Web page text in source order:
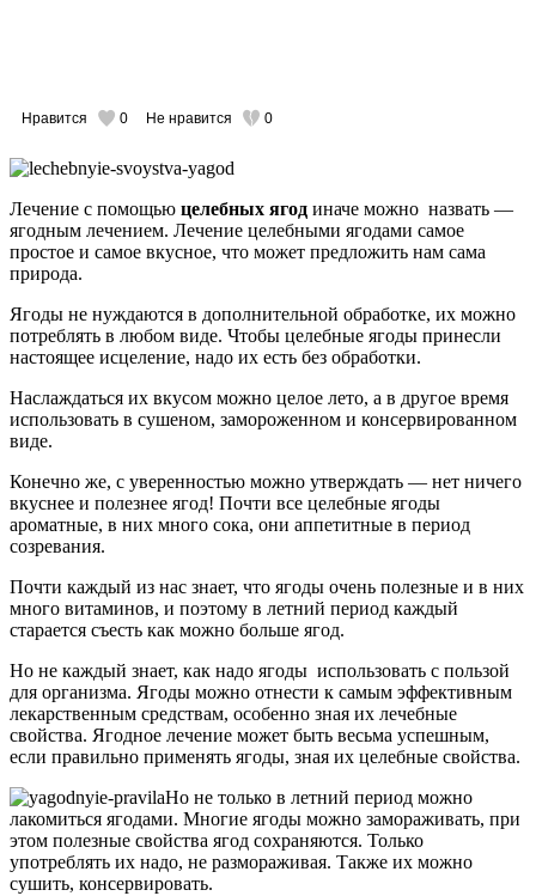
Нравится 0 Не нравится 0
Лечение с помощью целебных ягод иначе можно назвать —
ягодным лечением. Лечение целебными ягодами самое
простое и самое вкусное, что может предложить нам сама
природа.
Ягоды не нуждаются в дополнительной обработке, их можно
потреблять в любом виде. Чтобы целебные ягоды принесли
настоящее исцеление, надо их есть без обработки.
Наслаждаться их вкусом можно целое лето, а в другое время
использовать в сушеном, замороженном и консервированном
виде.
Конечно же, с уверенностью можно утверждать — нет ничего
вкуснее и полезнее ягод! Почти все целебные ягоды
ароматные, в них много сока, они аппетитные в период
созревания.
Почти каждый из нас знает, что ягоды очень полезные и в них
много витаминов, и поэтому в летний период каждый
старается съесть как можно больше ягод.
Но не каждый знает, как надо ягоды использовать с пользой
для организма. Ягоды можно отнести к самым эффективным
лекарственным средствам, особенно зная их лечебные
свойства. Ягодное лечение может быть весьма успешным,
если правильно применять ягоды, зная их целебные свойства.
Но не только в летний период можно
лакомиться ягодами. Многие ягоды можно замораживать, при
этом полезные свойства ягод сохраняются. Только
употреблять их надо, не размораживая. Также их можно
сушить, консервировать.